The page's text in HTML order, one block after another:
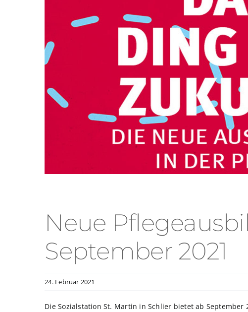
Neue
September 2021
24. Februar 2021
Die Sozialstation St. Martin in Schlier bietet ab September